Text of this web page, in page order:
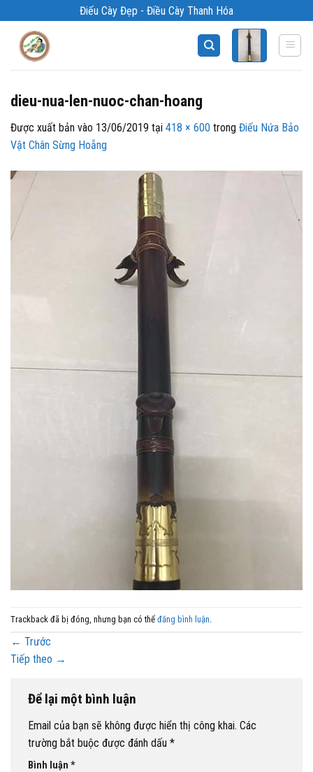
qua
Điếu Cày Đẹp - Điều Cày Thanh Hóa
dieu-nua-len-nuoc-chan-hoang
Được xuất bản vào 13/06/2019 tại 418 × 600 trong Điếu Nứa Bảo
Vật Chân Sừng Hoẵng
Trackback đã bị đóng, nhưng bạn có thể đăng bình luận
← Trước
Tiếp theo →
Để lại một bình luận
Email của bạn sẽ không được hiển thị công khai. Các
trường bắt buộc được đánh dấu *
Bình luận *